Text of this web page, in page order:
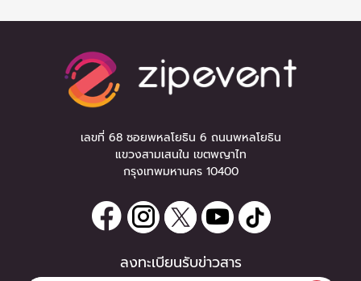
เลขที่ 68 ซอยพหลโยธิน 6 ถนนพหลโยธิน
แขวงสามเสนใน เขตพญาไท
กรุงเทพมหานคร 10400
ลงทะเบียนรับข่าวสาร